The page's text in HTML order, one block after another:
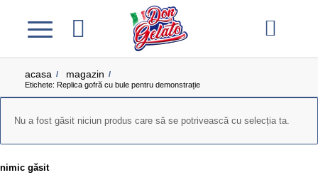
acasa / magazin /
Etichete: Replica gofră cu bule pentru demonstrație​
Nu a fost găsit niciun produs care să se potrivească cu selecția ta.
nimic găsit